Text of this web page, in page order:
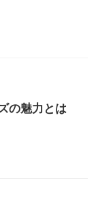
の魅力とは